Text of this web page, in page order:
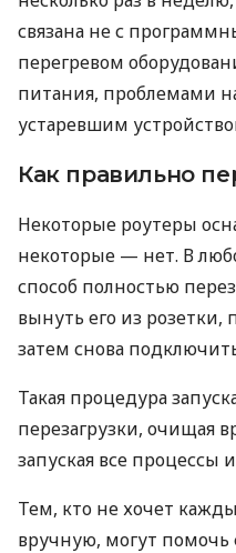
связана не с
перегревом
питания, проблемами
устаревшим
Как правильно
Некоторые роутеры
некоторые — нет. В
способ полностью
вынуть его из розетки,
затем снова
Такая процедура
перезагрузки, очищая
запуская все процессы
Тем, кто не хочет
вручную, могут